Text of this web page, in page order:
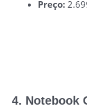
Preço:
4. Notebook